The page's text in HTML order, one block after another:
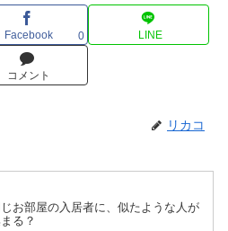
Facebook 0 LINE
コメント
リカコ
じお部屋の入居者に、似たような人が
る？